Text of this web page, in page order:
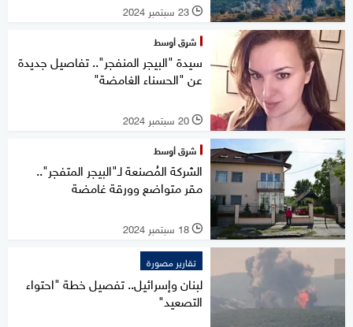
l 23 سبتمبر 2024
شرق أوسط
سيدة "البيجر المنفجر".. تفاصيل جديدة
عن "الحسناء الغامضة"
l 20 سبتمبر 2024
شرق أوسط
الشركة المُصنعة لـ"البيجر المتفجر"..
مقر متواضع وورقة غامضة
l 18 سبتمبر 2024
تقارير مصورة
لبنان وإسرائيل.. تفصيل خطة "احتواء
التصعيد"